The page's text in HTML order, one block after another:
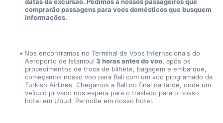
comprarão passagens para voos domésticos que busquem
informações.
Nos encontramos no Terminal de Voos Internacionais do
Aeroporto de Istambul 3 horas antes do voo, após os
procedimentos de troca de bilhete, bagagem e embarque,
começamos nosso voo para Bali com um voo programado da
Turkish Airlines. Chegamos a Bali no final da tarde, onde um
veículo privado nos espera para o traslado para o nosso
hotel em Ubud. Pernoite em nosso hotel.